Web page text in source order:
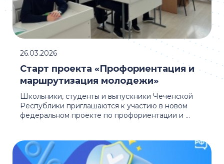
Школьники, студенты и выпускники Чеченской
Республики приглашаются к участию в новом
федеральном проекте по профориентации и ...
Старт проекта «Профориентация и
маршрутизация молодежи»
26.03.2026